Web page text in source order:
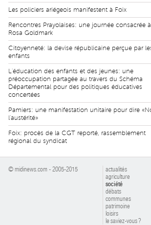
Les policiers ariégeois manifestent à Foix
Rencontres Prayolaises: une journée consacrée à
Rosa Goldmark
Citoyenneté: la devise républicaine perçue par
enfants
L'éducation des enfants et des jeunes: une
préoccupation partagée au travers du Schéma
Départemental pour des politiques éducatives
concertées
Pamiers: une manifestation unitaire pour dire
l'austérité»
Foix: procès de la CGT reporté, rassemblement
régional du syndicat
© midinews.com - 2005-2015
actualités
agriculture
société
débats
communes
patrimoine
loisirs
le saviez-vous ?